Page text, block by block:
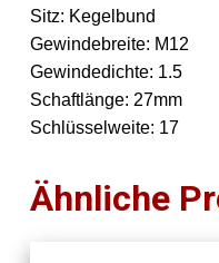
Sitz: Kegelbund
Gewindebreite: M12
Gewindedichte: 1.5
Schaftlänge: 27mm
Schlüsselweite: 17
Ähnliche